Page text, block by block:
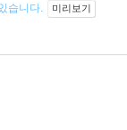
습니다. 미리보기